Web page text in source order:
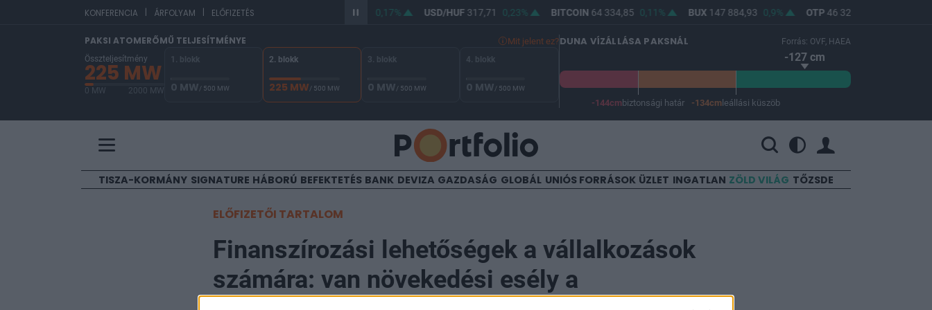
KONFERENCIA | ÁRFOLYAM | ELŐFIZETÉS 366,02 0,17% USD/HUF317,71 0,23% BITCOIN64 334,85 0,11% BUX147 884,93 0,9% OTP46 320
PAKSI ATOMERŐMŰ TELJESÍTMÉNYE Mit jelent ez?
Összteljesítmény
225 MW
0 MW 2000 MW
1. blokk
0 MW/ 500 MW
2. blokk
225 MW/ 500 MW
3. blokk
0 MW/ 500 MW
4. blokk
0 MW/ 500 MW
DUNA VÍZÁLLÁSA PAKSNÁL Forrás: OVF, HAEA
-127 cm
-144cm biztonsági határ -134cm leállási küszöb
TISZA-KORMÁNY SIGNATURE HÁBORÚ BEFEKTETÉS BANK DEVIZA GAZDASÁG GLOBÁL UNIÓS FORRÁSOK ÜZLET INGATLAN ZÖLD VILÁG TŐZSDE
ELŐFIZETŐI TARTALOM
Finanszírozási lehetőségek a vállalkozások
számára: van növekedési esély a